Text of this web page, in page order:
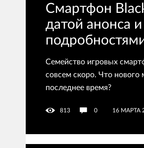
Смартфон
датой анонса
Семейство игровых
совсем скоро. Что нового
последнее время?
813 0 16 МАРТА